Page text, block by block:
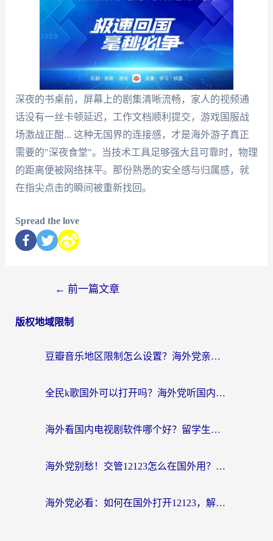
深夜的书桌前，屏幕上的剧集清晰流畅，家人的视频通
话没有一丝卡顿延迟，工作文档顺利提交，游戏国服战
场激战正酣... 这种无国界的连接感，才是海外游子真正
需要的"深夜食堂"。当技术工具足够强大且可靠时，物理
的距离便被网络抹平。那份熟悉的安全感与归属感，就
在指尖点击的瞬间被重新找回。
Spread the love
← 前一篇文章
版权地域限制
豆瓣音乐地区限制怎么设置？海外党亲测有效的回国加速方案来了
全民k歌国外可以打开吗？海外党听国内音乐听书的实用指南
海外看国内电视剧软件哪个好？留学生亲测有效的追剧加速方案
海外党别愁！交管12123怎么在国外用？一篇搞定回国资源访问难题
海外党必看：如何在国外打开12123，解决小程序登录难题